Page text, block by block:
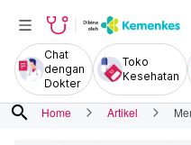
Chat
dengan
Dokter
Toko
Kesehatan
search Home Artikel